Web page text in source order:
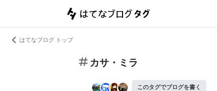
はてなブログ トップ
カサ・ミラ
このタグでブログを書く